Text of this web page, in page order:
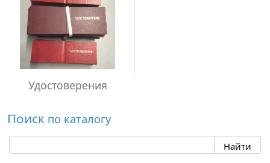
Удостоверения
Поиск по каталогу